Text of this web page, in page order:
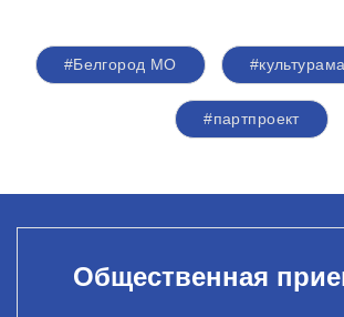
#Белгород МО
#партпроект
Общественная